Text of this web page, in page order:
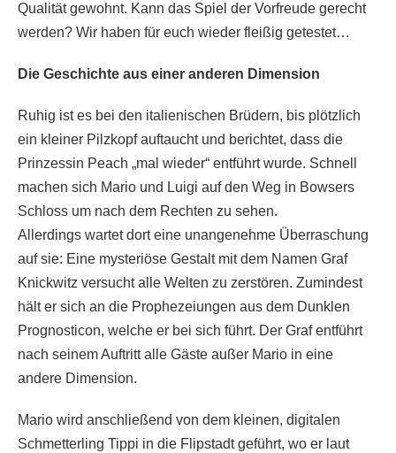
Qualität gewohnt. Kann das Spiel der Vorfreude gerecht
werden? Wir haben für euch wieder fleißig getestet…
Die Geschichte aus einer anderen Dimension
Ruhig ist es bei den italienischen Brüdern, bis plötzlich
ein kleiner Pilzkopf auftaucht und berichtet, dass die
Prinzessin Peach „mal wieder“ entführt wurde. Schnell
machen sich Mario und Luigi auf den Weg in Bowsers
Schloss um nach dem Rechten zu sehen.
Allerdings wartet dort eine unangenehme Überraschung
auf sie: Eine mysteriöse Gestalt mit dem Namen Graf
Knickwitz versucht alle Welten zu zerstören. Zumindest
hält er sich an die Prophezeiungen aus dem Dunklen
Prognosticon, welche er bei sich führt. Der Graf entführt
nach seinem Auftritt alle Gäste außer Mario in eine
andere Dimension.
Mario wird anschließend von dem kleinen, digitalen
Schmetterling Tippi in die Flipstadt geführt, wo er laut